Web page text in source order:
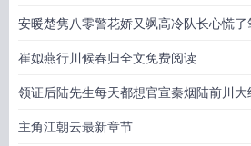
安暖楚隽八零警花娇又飒高冷队长心慌
崔姒燕行川候春归全文免费阅读
领证后陆先生每天都想官宣秦烟陆前川大
主角江朝云最新章节